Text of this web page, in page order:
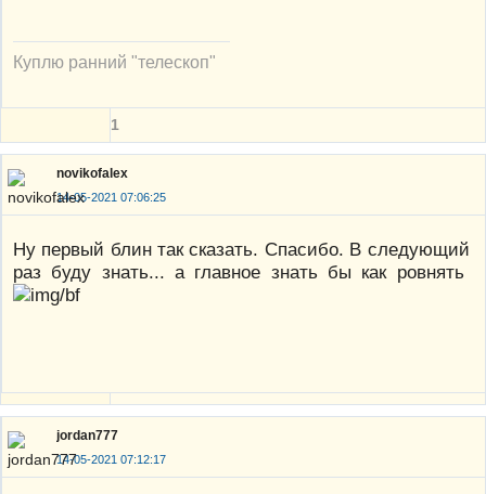
Куплю ранний "телескоп"
1
novikofalex
14-05-2021 07:06:25
Ну первый блин так сказать. Спасибо. В следующий
раз буду знать... а главное знать бы как ровнять
jordan777
14-05-2021 07:12:17